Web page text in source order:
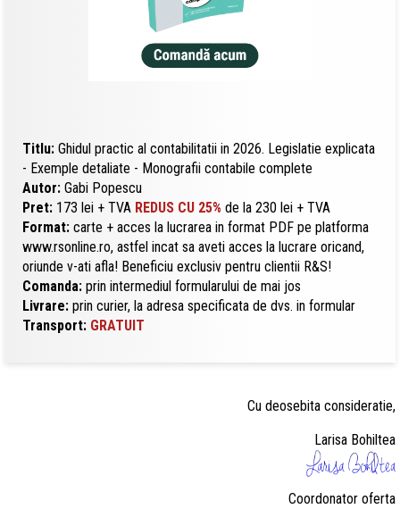
Titlu: Ghidul practic al contabilitatii in 2026. Legislatie explicata
- Exemple detaliate - Monografii contabile complete
Autor: Gabi Popescu
Pret: 173 lei + TVA REDUS CU 25% de la 230 lei + TVA
Format: carte + acces la lucrarea in format PDF pe platforma
www.rsonline.ro, astfel incat sa aveti acces la lucrare oricand,
oriunde v-ati afla! Beneficiu exclusiv pentru clientii R&S!
Comanda: prin intermediul formularului de mai jos
Livrare: prin curier, la adresa specificata de dvs. in formular
Transport: GRATUIT
Cu deosebita consideratie,
Larisa Bohiltea
Coordonator oferta